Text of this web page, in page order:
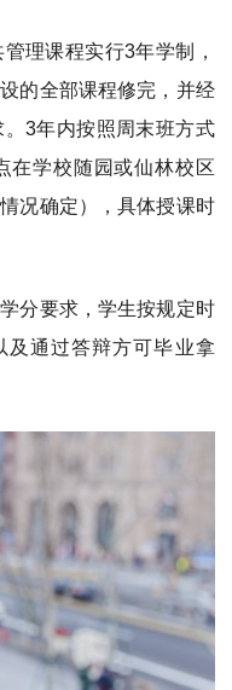
理课程实行3年学制，
的全部课程修完，并经
3年内按照周末班方式
在学校随园或仙林校区
况确定），具体授课时
要求，学生按规定时
及通过答辩方可毕业拿